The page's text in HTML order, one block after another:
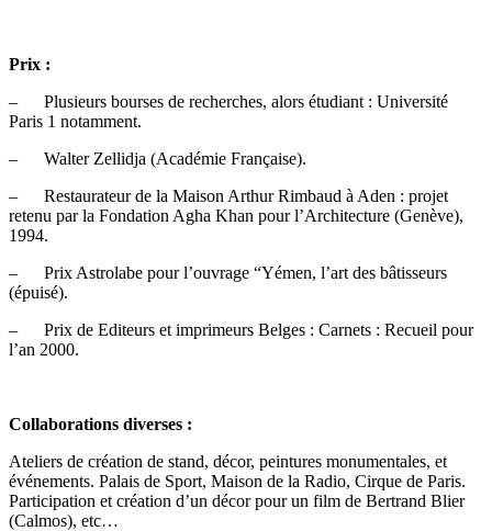
Prix :
– Plusieurs bourses de recherches, alors étudiant : Université
Paris 1 notamment.
– Walter Zellidja (Académie Française).
– Restaurateur de la Maison Arthur Rimbaud à Aden : projet
retenu par la Fondation Agha Khan pour l’Architecture (Genève),
1994.
– Prix Astrolabe pour l’ouvrage “Yémen, l’art des bâtisseurs
(épuisé).
– Prix de Editeurs et imprimeurs Belges : Carnets : Recueil pour
l’an 2000.
Collaborations diverses :
Ateliers de création de stand, décor, peintures monumentales, et
événements. Palais de Sport, Maison de la Radio, Cirque de Paris.
Participation et création d’un décor pour un film de Bertrand Blier
(Calmos), etc…